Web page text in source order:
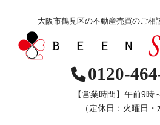
大阪市鶴見区の不動産売買のご相
0120-
【営業時間】午前9時
（定休日：火曜日・